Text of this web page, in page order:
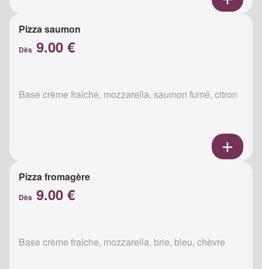
Pizza saumon
Dès 9.00 €
Base crème fraîche, mozzarella, saumon fumé, citron
Pizza fromagère
Dès 9.00 €
Base crème fraîche, mozzarella, brie, bleu, chèvre